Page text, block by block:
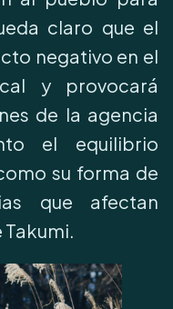
claro que el
negativo en el
y provocará
de la agencia
el equilibrio
su forma de
que afectan